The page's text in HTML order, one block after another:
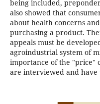
being included,
also showed that
about health concerns
purchasing a product.
appeals must be
agroindustrial system of
importance of the "price"
are interviewed and